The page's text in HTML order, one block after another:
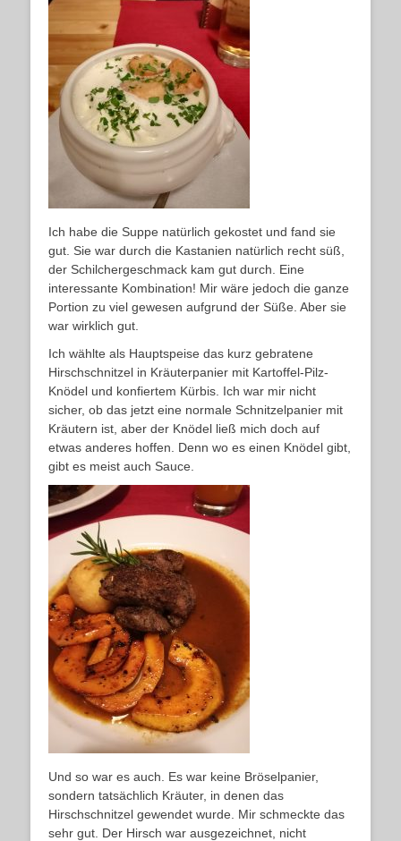
Ich habe die Suppe natürlich gekostet und fand sie
gut. Sie war durch die Kastanien natürlich recht süß,
der Schilchergeschmack kam gut durch. Eine
interessante Kombination! Mir wäre jedoch die ganze
Portion zu viel gewesen aufgrund der Süße. Aber sie
war wirklich gut.
Ich wählte als Hauptspeise das kurz gebratene
Hirschschnitzel in Kräuterpanier mit Kartoffel-Pilz-
Knödel und konfiertem Kürbis. Ich war mir nicht
sicher, ob das jetzt eine normale Schnitzelpanier mit
Kräutern ist, aber der Knödel ließ mich doch auf
etwas anderes hoffen. Denn wo es einen Knödel gibt,
gibt es meist auch Sauce.
Und so war es auch. Es war keine Bröselpanier,
sondern tatsächlich Kräuter, in denen das
Hirschschnitzel gewendet wurde. Mir schmeckte das
sehr gut. Der Hirsch war ausgezeichnet, nicht